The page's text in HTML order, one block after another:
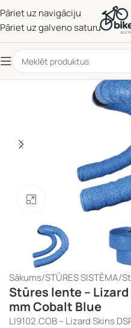
Pāriet uz navigāciju
Pāriet uz galveno saturu
Noklikšķiniet, lai
Sākums/STŪRES SISTĒMA/
Stūres lente –
mm Cobalt Blue
LI9102.COB – Lizard Skins